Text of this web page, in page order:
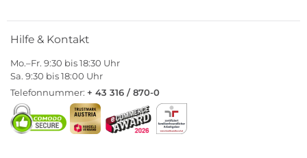
Hilfe & Kontakt
Mo.–Fr. 9:30 bis 18:30 Uhr
Sa. 9:30 bis 18:00 Uhr
Telefonnummer: + 43 316 / 870-0